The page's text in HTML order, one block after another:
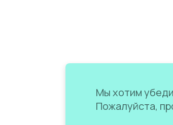
Мы хотим
Пожалуйста,